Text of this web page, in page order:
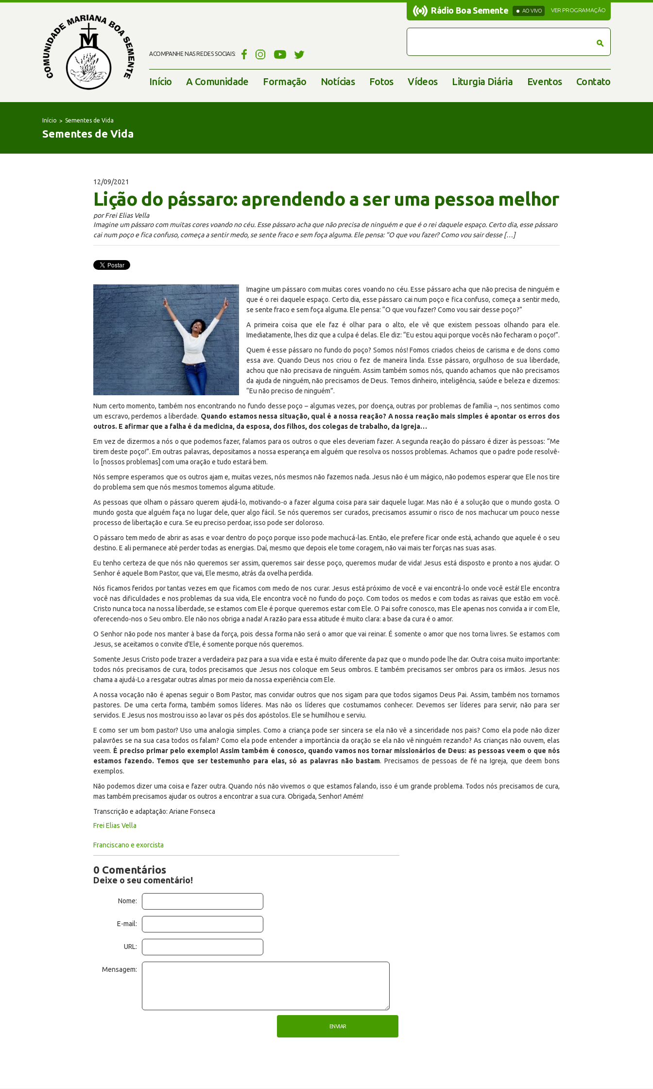
ACOMPANHE NAS REDES SOCIAIS:
Rádio Boa Semente
Rádio Boa Semente AO VIVO VER PROGRAMAÇÃO
Início A Comunidade Formação Notícias Fotos Vídeos Liturgia Diária Eventos Contato
Início Sementes de Vida
Sementes de Vida
12/09/2021
Lição do pássaro: aprendendo a ser uma pessoa melhor
por Frei Elias Vella
Imagine um pássaro com muitas cores voando no céu. Esse pássaro acha que não precisa de ninguém e que é o rei daquele espaço. Certo dia, esse pássaro
cai num poço e fica confuso, começa a sentir medo, se sente fraco e sem foça alguma. Ele pensa: “O que vou fazer? Como vou sair desse […]
Imagine um pássaro com muitas cores voando no céu. Esse pássaro acha que não precisa de ninguém e
que é o rei daquele espaço. Certo dia, esse pássaro cai num poço e fica confuso, começa a sentir medo,
se sente fraco e sem foça alguma. Ele pensa: “O que vou fazer? Como vou sair desse poço?”
A primeira coisa que ele faz é olhar para o alto, ele vê que existem pessoas olhando para ele.
Imediatamente, lhes diz que a culpa é delas. Ele diz: “Eu estou aqui porque vocês não fecharam o poço!”.
Quem é esse pássaro no fundo do poço? Somos nós! Fomos criados cheios de carisma e de dons como
essa ave. Quando Deus nos criou o fez de maneira linda. Esse pássaro, orgulhoso de sua liberdade,
achou que não precisava de ninguém. Assim também somos nós, quando achamos que não precisamos
da ajuda de ninguém, não precisamos de Deus. Temos dinheiro, inteligência, saúde e beleza e dizemos:
“Eu não preciso de ninguém”.
Num certo momento, também nos encontrando no fundo desse poço – algumas vezes, por doença, outras por problemas de família –, nos sentimos como
um escravo, perdemos a liberdade. Quando estamos nessa situação, qual é a nossa reação? A nossa reação mais simples é apontar os erros dos
outros. E afirmar que a falha é da medicina, da esposa, dos filhos, dos colegas de trabalho, da Igreja…
Em vez de dizermos a nós o que podemos fazer, falamos para os outros o que eles deveriam fazer. A segunda reação do pássaro é dizer às pessoas: “Me
tirem deste poço!”. Em outras palavras, depositamos a nossa esperança em alguém que resolva os nossos problemas. Achamos que o padre pode resolvê-
lo [nossos problemas] com uma oração e tudo estará bem.
Nós sempre esperamos que os outros ajam e, muitas vezes, nós mesmos não fazemos nada. Jesus não é um mágico, não podemos esperar que Ele nos tire
do problema sem que nós mesmos tomemos alguma atitude.
As pessoas que olham o pássaro querem ajudá-lo, motivando-o a fazer alguma coisa para sair daquele lugar. Mas não é a solução que o mundo gosta. O
mundo gosta que alguém faça no lugar dele, quer algo fácil. Se nós queremos ser curados, precisamos assumir o risco de nos machucar um pouco nesse
processo de libertação e cura. Se eu preciso perdoar, isso pode ser doloroso.
O pássaro tem medo de abrir as asas e voar dentro do poço porque isso pode machucá-las. Então, ele prefere ficar onde está, achando que aquele é o seu
destino. E ali permanece até perder todas as energias. Daí, mesmo que depois ele tome coragem, não vai mais ter forças nas suas asas.
Eu tenho certeza de que nós não queremos ser assim, queremos sair desse poço, queremos mudar de vida! Jesus está disposto e pronto a nos ajudar. O
Senhor é aquele Bom Pastor, que vai, Ele mesmo, atrás da ovelha perdida.
Nós ficamos feridos por tantas vezes em que ficamos com medo de nos curar. Jesus está próximo de você e vai encontrá-lo onde você está! Ele encontra
você nas dificuldades e nos problemas da sua vida, Ele encontra você no fundo do poço. Com todos os medos e com todas as raivas que estão em você.
Cristo nunca toca na nossa liberdade, se estamos com Ele é porque queremos estar com Ele. O Pai sofre conosco, mas Ele apenas nos convida a ir com Ele,
oferecendo-nos o Seu ombro. Ele não nos obriga a nada! A razão para essa atitude é muito clara: a base da cura é o amor.
O Senhor não pode nos manter à base da força, pois dessa forma não será o amor que vai reinar. É somente o amor que nos torna livres. Se estamos com
Jesus, se aceitamos o convite d’Ele, é somente porque nós queremos.
Somente Jesus Cristo pode trazer a verdadeira paz para a sua vida e esta é muito diferente da paz que o mundo pode lhe dar. Outra coisa muito importante:
todos nós precisamos de cura, todos precisamos que Jesus nos coloque em Seus ombros. E também precisamos ser ombros para os irmãos. Jesus nos
chama a ajudá-Lo a resgatar outras almas por meio da nossa experiência com Ele.
A nossa vocação não é apenas seguir o Bom Pastor, mas convidar outros que nos sigam para que todos sigamos Deus Pai. Assim, também nos tornamos
pastores. De uma certa forma, também somos líderes. Mas não os líderes que costumamos conhecer. Devemos ser líderes para servir, não para ser
servidos. E Jesus nos mostrou isso ao lavar os pés dos apóstolos. Ele se humilhou e serviu.
E como ser um bom pastor? Uso uma analogia simples. Como a criança pode ser sincera se ela não vê a sinceridade nos pais? Como ela pode não dizer
palavrões se na sua casa todos os falam? Como ela pode entender a importância da oração se ela não vê ninguém rezando? As crianças não ouvem, elas
veem. É preciso primar pelo exemplo! Assim também é conosco, quando vamos nos tornar missionários de Deus: as pessoas veem o que nós
estamos fazendo. Temos que ser testemunho para elas, só as palavras não bastam. Precisamos de pessoas de fé na Igreja, que deem bons
exemplos.
Não podemos dizer uma coisa e fazer outra. Quando nós não vivemos o que estamos falando, isso é um grande problema. Todos nós precisamos de cura,
mas também precisamos ajudar os outros a encontrar a sua cura. Obrigada, Senhor! Amém!
Transcrição e adaptação: Ariane Fonseca
Frei Elias Vella
Franciscano e exorcista
0 Comentários
Deixe o seu comentário!
Nome:
E-mail:
URL:
Mensagem: